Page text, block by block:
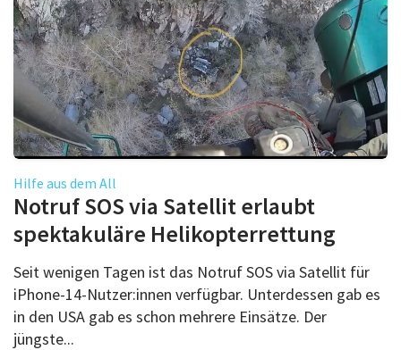
Hilfe aus dem All
Notruf SOS via Satellit erlaubt
spektakuläre Helikopterrettung
Seit wenigen Tagen ist das Notruf SOS via Satellit für
iPhone-14-Nutzer:innen verfügbar. Unterdessen gab es
in den USA gab es schon mehrere Einsätze. Der
jüngste...